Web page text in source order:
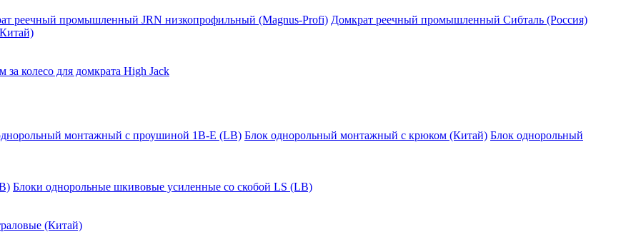
реечный промышленный JRN низкопрофильный (Magnus-Profi) Домкрат реечный промышленный Сибталь (Россия)
за колесо для домкрата High Jack
монтажный с проушиной 1B-E (LB) Блок однорольный монтажный с крюком (Китай) Блок однорольный
Блоки однорольные шкивовые усиленные со скобой LS (LB)
(Китай)